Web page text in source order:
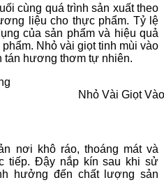
cùng quá trình sản xuất theo
liệu cho thực phẩm. Tỷ lệ
của sản phẩm và hiệu quả
Nhỏ vài giọt tinh mùi vào
tán hương thơm tự nhiên.
Nhỏ Vài Giọt
nơi khô ráo, thoáng mát và
tiếp. Đậy nắp kín sau khi sử
hưởng đến chất lượng sản